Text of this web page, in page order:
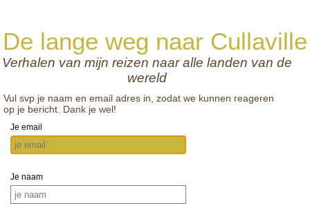
De lange weg naar Cullaville
Verhalen van mijn reizen naar alle landen van de
wereld
Vul svp je naam en email adres in, zodat we kunnen reageren
op je bericht. Dank je wel!
Je email
Je naam